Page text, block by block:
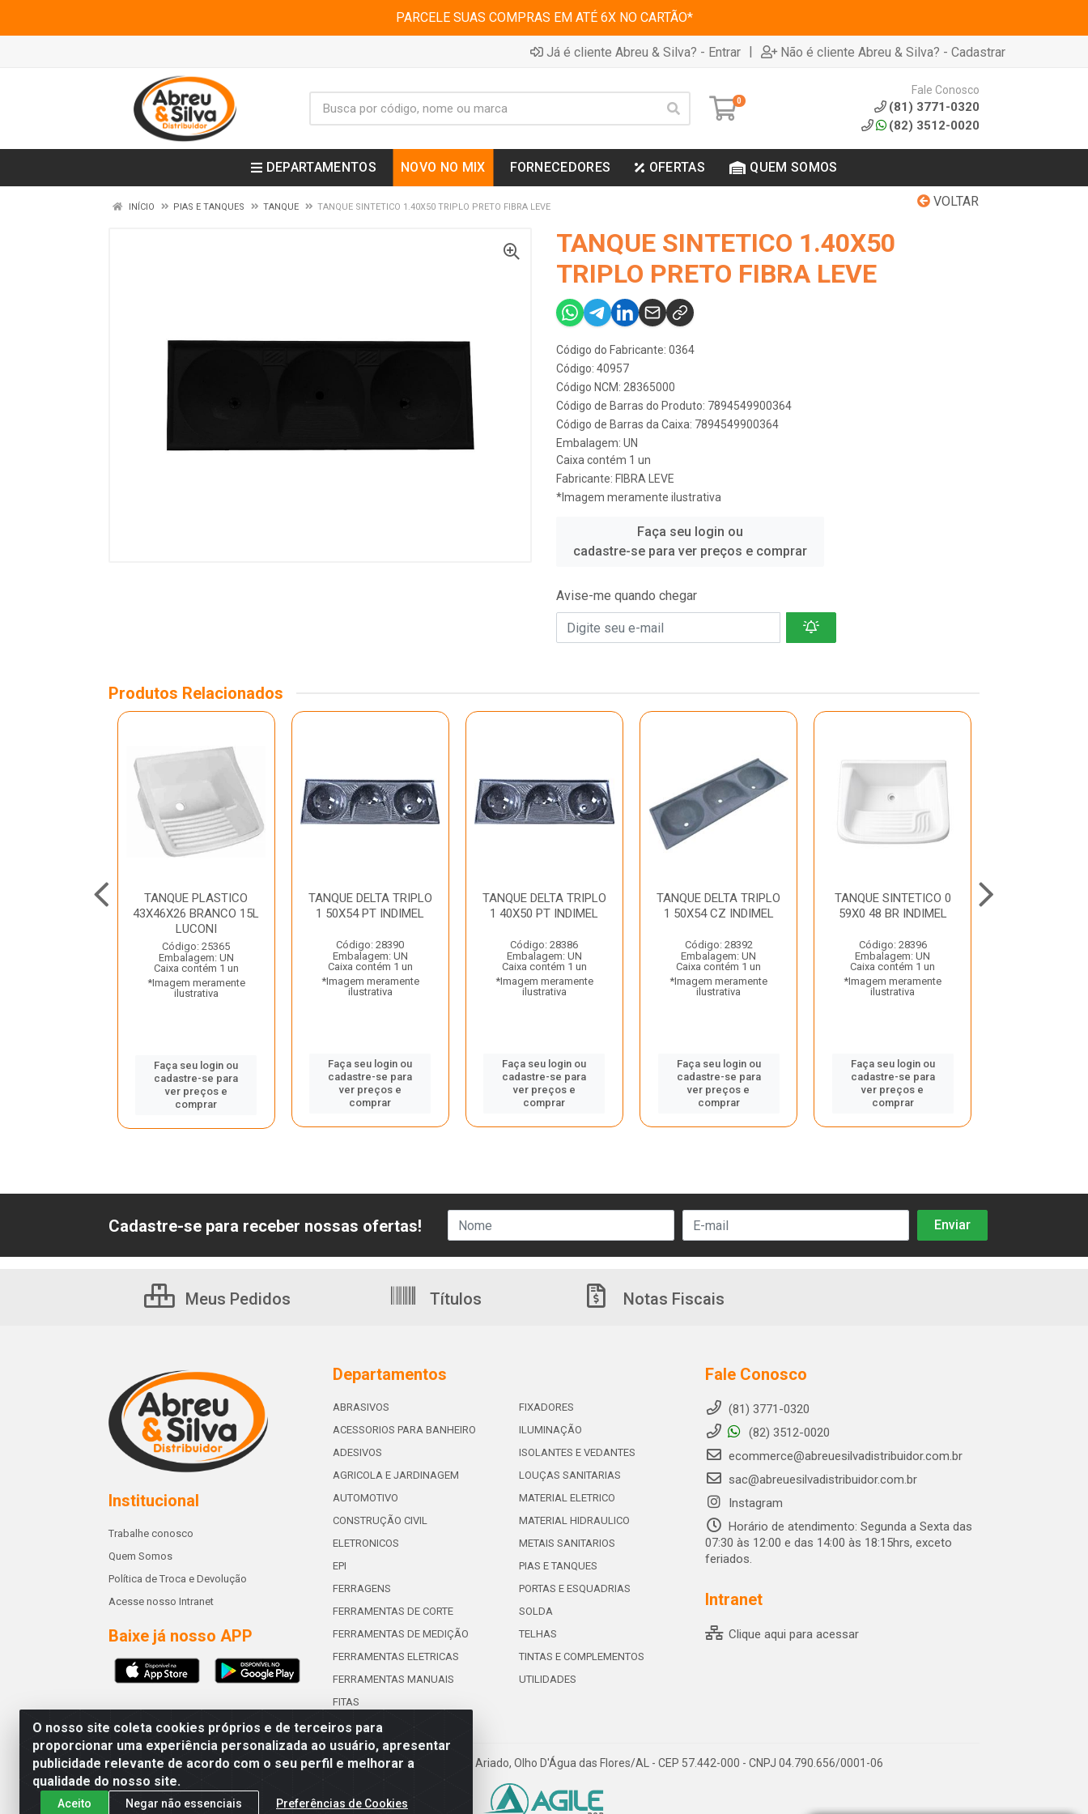
PARCELE SUAS COMPRAS EM ATÉ 6X NO CARTÃO*
Já é cliente Abreu & Silva? - Entrar | Não é cliente Abreu & Silva? - Cadastrar
0
Fale Conosco
(81) 3771-0320
(82) 3512-0020
DEPARTAMENTOS NOVO NO MIX FORNECEDORES OFERTAS QUEM SOMOS
VOLTAR
INÍCIO PIAS E TANQUES TANQUE TANQUE SINTETICO 1.40X50 TRIPLO PRETO FIBRA LEVE
TANQUE SINTETICO 1.40X50
TRIPLO PRETO FIBRA LEVE
Código do Fabricante: 0364
Código: 40957
Código NCM: 28365000
Código de Barras do Produto: 7894549900364
Código de Barras da Caixa: 7894549900364
Embalagem: UN
Caixa contém 1 un
Fabricante: FIBRA LEVE
*Imagem meramente ilustrativa
Faça seu login ou
cadastre-se para ver preços e comprar
Avise-me quando chegar
Produtos Relacionados
TANQUE PLASTICO
43X46X26 BRANCO 15L
LUCONI
Código: 25365
Embalagem: UN
Caixa contém 1 un
*Imagem meramente
ilustrativa
Faça seu login ou
cadastre-se para
ver preços e
comprar
TANQUE DELTA TRIPLO
1 50X54 PT INDIMEL
Código: 28390
Embalagem: UN
Caixa contém 1 un
*Imagem meramente
ilustrativa
Faça seu login ou
cadastre-se para
ver preços e
comprar
TANQUE DELTA TRIPLO
1 40X50 PT INDIMEL
Código: 28386
Embalagem: UN
Caixa contém 1 un
*Imagem meramente
ilustrativa
Faça seu login ou
cadastre-se para
ver preços e
comprar
TANQUE DELTA TRIPLO
1 50X54 CZ INDIMEL
Código: 28392
Embalagem: UN
Caixa contém 1 un
*Imagem meramente
ilustrativa
Faça seu login ou
cadastre-se para
ver preços e
comprar
TANQUE SINTETICO 0
59X0 48 BR INDIMEL
Código: 28396
Embalagem: UN
Caixa contém 1 un
*Imagem meramente
ilustrativa
Faça seu login ou
cadastre-se para
ver preços e
comprar
O nosso site coleta cookies próprios e de terceiros para
proporcionar uma experiência personalizada ao usuário, apresentar
publicidade relevante de acordo com o seu perfil e melhorar a
qualidade do nosso site.
Aceito Negar não essenciais Preferências de Cookies
Cadastre-se para receber nossas ofertas!
Meus Pedidos Títulos Notas Fiscais
Institucional
Trabalhe conosco
Quem Somos
Política de Troca e Devolução
Acesse nosso Intranet
Baixe já nosso APP
Departamentos
ABRASIVOS
ACESSORIOS PARA BANHEIRO
ADESIVOS
AGRICOLA E JARDINAGEM
AUTOMOTIVO
CONSTRUÇÃO CIVIL
ELETRONICOS
EPI
FERRAGENS
FERRAMENTAS DE CORTE
FERRAMENTAS DE MEDIÇÃO
FERRAMENTAS ELETRICAS
FERRAMENTAS MANUAIS
FITAS
FIXADORES
ILUMINAÇÃO
ISOLANTES E VEDANTES
LOUÇAS SANITARIAS
MATERIAL ELETRICO
MATERIAL HIDRAULICO
METAIS SANITARIOS
PIAS E TANQUES
PORTAS E ESQUADRIAS
SOLDA
TELHAS
TINTAS E COMPLEMENTOS
UTILIDADES
Fale Conosco
(81) 3771-0320
(82) 3512-0020
ecommerce@abreuesilvadistribuidor.com.br
sac@abreuesilvadistribuidor.com.br
Instagram
Horário de atendimento: Segunda a Sexta das
07:30 às 12:00 e das 14:00 às 18:15hrs, exceto
feriados.
Intranet
Clique aqui para acessar
Abreu & Silva - Rua Padre Jose de Souza Leite, 265 - Ariado, Olho D'Água das Flores/AL - CEP 57.442-000 - CNPJ 04.790.656/0001-06